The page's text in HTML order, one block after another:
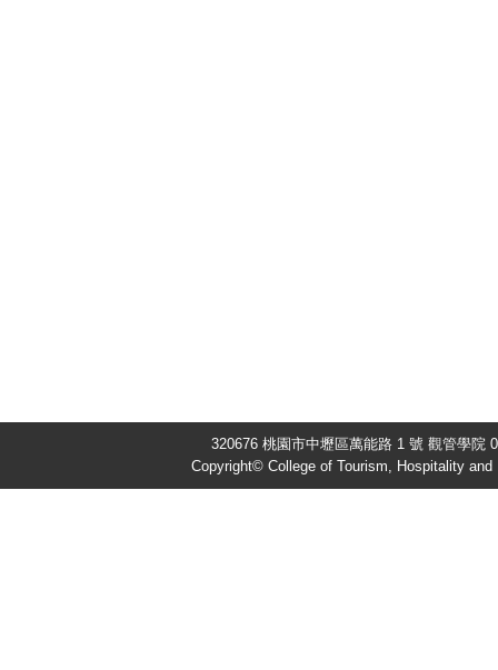
320676 桃園市中壢區萬能路 1 號 觀管學院
Copyright© College of Tourism, Hospitality